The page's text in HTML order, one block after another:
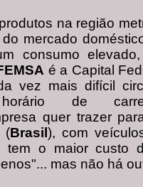
na região
mercado
consumo
é a Capital
vez mais difícil
de
quer trazer
(Brasil ), com
tem o maior custo
mas não há